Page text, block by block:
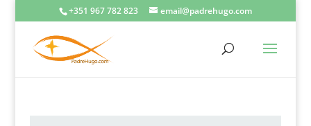
+351 967 782 823 email@padrehugo.com